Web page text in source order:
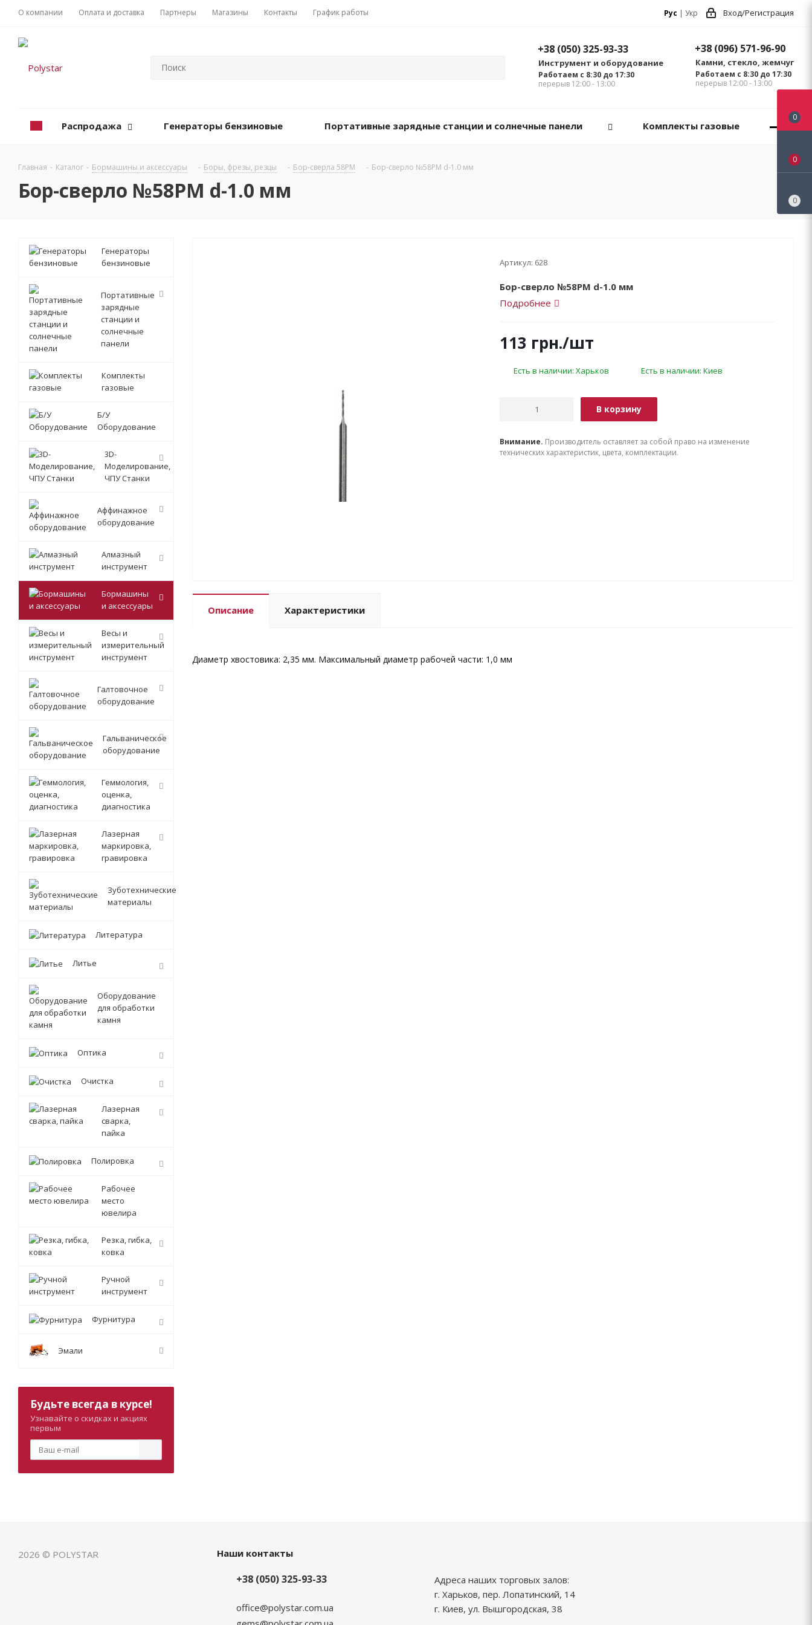
О компании Оплата и доставка Партнеры Магазины Контакты График работы Рус | Укр Вход/Регистрация
+38 (096) 571-96-90
Камни, стекло, жемчуг
Работаем с 8:30 до 17:30
перерыв 12:00 - 13:00
+38 (050) 325-93-33
Инструмент и оборудование
Работаем с 8:30 до 17:30
перерыв 12:00 - 13:00
Распродажа Генераторы бензиновые Портативные зарядные станции и солнечные панели Комплекты газовые
Главная - Каталог - Бормашины и аксессуары - Боры, фрезы, резцы - Бор-сверла 58PM - Бор-сверло №58РM d-1.0 мм
Бор-сверло №58РM d-1.0 мм
Артикул: 628
Бор-сверло №58РM d-1.0 мм
Подробнее
113 грн./шт
Есть в наличии: Харьков Есть в наличии: Киев
В корзину
Внимание. Производитель оставляет за собой право на изменение
технических характеристик, цвета, комплектации.
Описание Характеристики
Диаметр хвостовика: 2,35 мм. Максимальный диаметр рабочей части: 1,0 мм
Генераторы
бензиновые
Портативные
зарядные
станции и
солнечные
панели
Комплекты
газовые
Б/У
Оборудование
3D-
Моделирование,
ЧПУ Станки
Аффинажное
оборудование
Алмазный
инструмент
Бормашины
и аксессуары
Весы и
измерительный
инструмент
Галтовочное
оборудование
Гальваническое
оборудование
Геммология,
оценка,
диагностика
Лазерная
маркировка,
гравировка
Зуботехнические
материалы
Литература
Литье
Оборудование
для обработки
камня
Оптика
Очистка
Лазерная
сварка,
пайка
Полировка
Рабочее
место
ювелира
Резка, гибка,
ковка
Ручной
инструмент
Фурнитура
Эмали
Будьте всегда в курсе!
Узнавайте о скидках и акциях
первым
2026 © POLYSTAR Наши контакты
+38 (050) 325-93-33
office@polystar.com.ua
Адреса наших торговых залов:
г. Харьков, пер. Лопатинский, 14
г. Киев, ул. Вышгородская, 38
0
0
0